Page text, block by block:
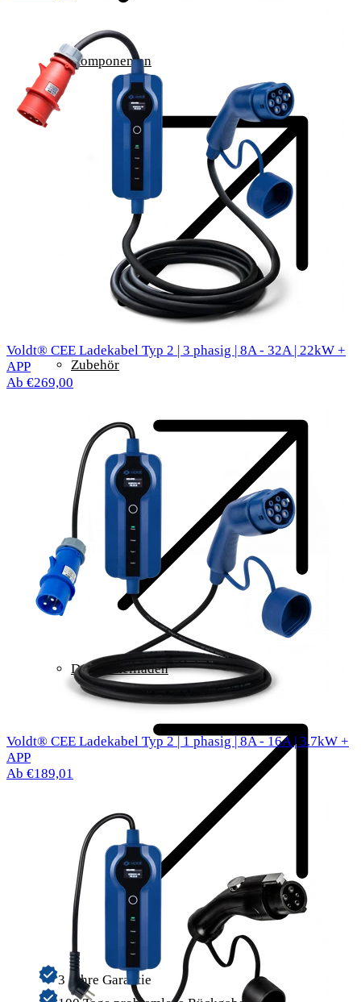
Komponenten
Zubehör
DC-Schnellladen
3 Jahre Garantie
Voldt® CEE Ladekabel Typ 2 | 3 phasig | 8A - 32A | 22kW +
APP
Ab €269,00
Voldt® CEE Ladekabel Typ 2 | 1 phasig | 8A - 16A | 3.7kW +
APP
Ab €189,01